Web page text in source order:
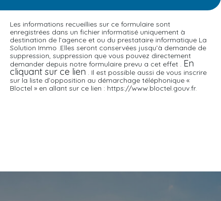
Les informations recueillies sur ce formulaire sont
enregistrées dans un fichier informatisé uniquement à
destination de l’agence et ou du prestataire informatique La
Solution Immo .Elles seront conservées jusqu’à demande de
suppression, suppression que vous pouvez directement
demander depuis notre formulaire prevu a cet effet . En
cliquant sur ce lien . Il est possible aussi de vous inscrire
sur la liste d’opposition au démarchage téléphonique «
Bloctel » en allant sur ce lien : https://www.bloctel.gouv.fr.